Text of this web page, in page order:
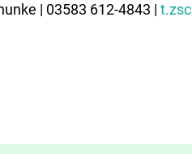
| 03583 612-4843 |